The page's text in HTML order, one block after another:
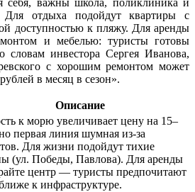
себя, важны школа, поликлиника и
Для отдыха подойдут квартиры с
доступностью к пляжу. Для аренды
и мебелью: туристы готовы
словам инвестора Сергея Иванова,
с хорошим ремонтом может
в месяц в сезон».
Описание
к морю увеличивает цену на 15–
первая линия шумная из-за
Для жизни подойдут тихие
(ул. Победы, Павлова). Для аренды
центр — туристы предпочитают
к инфраструктуре.